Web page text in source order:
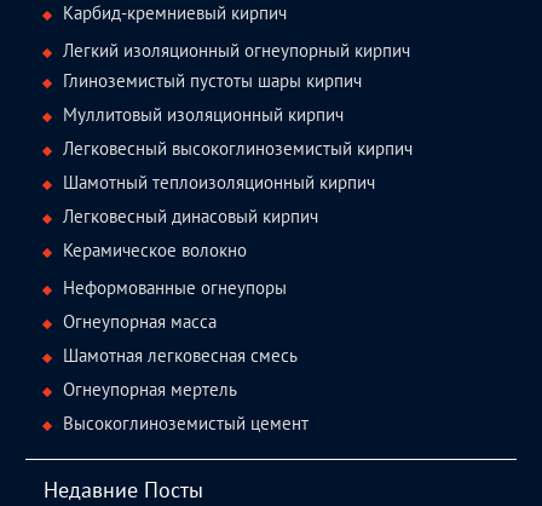
Карбид-кремниевый кирпич
Легкий изоляционный огнеупорный кирпич
Глиноземистый пустоты шары кирпич
Муллитовый изоляционный кирпич
Легковесный высокоглиноземистый кирпич
Шамотный теплоизоляционный кирпич
Легковесный динасовый кирпич
Керамическое волокно
Неформованные огнеупоры
Огнеупорная масса
Шамотная легковесная смесь
Огнеупорная мертель
Высокоглиноземистый цемент
Недавние Посты